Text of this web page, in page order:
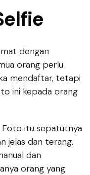
dengan
orang perlu
mendaftar, tetapi
ini kepada orang
Foto itu sepatutnya
jelas dan terang.
dan
orang yang